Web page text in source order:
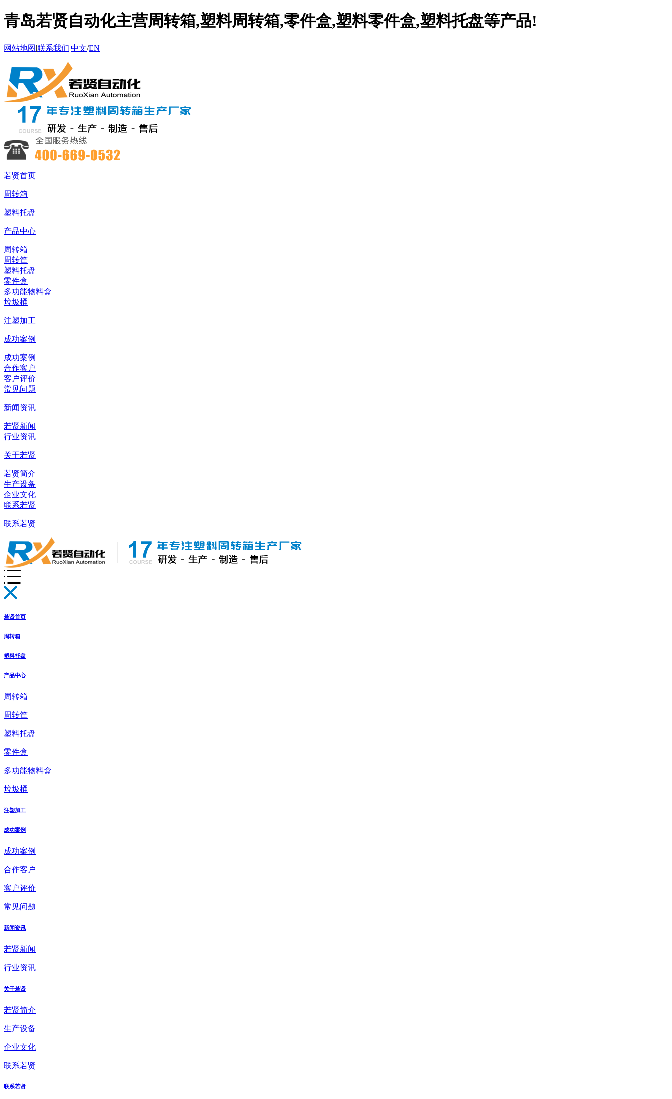
青岛若贤自动化主营周转箱,塑料周转箱,零件盒,塑料零件盒,塑料托盘等产品!
网站地图|联系我们|中文/EN
若贤首页
周转箱
塑料托盘
产品中心
周转箱
周转筐
塑料托盘
零件盒
多功能物料盒
垃圾桶
注塑加工
成功案例
成功案例
合作客户
客户评价
常见问题
新闻资讯
若贤新闻
行业资讯
关于若贤
若贤简介
生产设备
企业文化
联系若贤
联系若贤
若贤首页
周转箱
塑料托盘
产品中心
周转箱
周转筐
塑料托盘
零件盒
多功能物料盒
垃圾桶
注塑加工
成功案例
成功案例
合作客户
客户评价
常见问题
新闻资讯
若贤新闻
行业资讯
关于若贤
若贤简介
生产设备
企业文化
联系若贤
联系若贤